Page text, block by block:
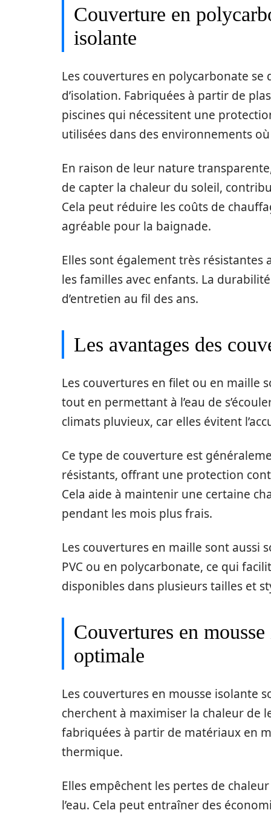
Couverture en
isolante
Les couvertures en polycarbonate
d’isolation. Fabriquées à partir de
piscines qui nécessitent une
utilisées dans des environnements
En raison de leur nature
de capter la chaleur du soleil,
Cela peut réduire les coûts de
agréable pour la baignade.
Elles sont également très
les familles avec enfants. La
d’entretien au fil des ans.
Les avantages des
Les couvertures en filet ou en maille
tout en permettant à l’eau de
climats pluvieux, car elles évitent
Ce type de couverture est
résistants, offrant une protection
Cela aide à maintenir une certaine
pendant les mois plus frais.
Les couvertures en maille sont aussi
PVC ou en polycarbonate, ce qui
disponibles dans plusieurs tailles et
Couvertures en
optimale
Les couvertures en mousse isolante
cherchent à maximiser la chaleur de
fabriquées à partir de matériaux en
thermique.
Elles empêchent les pertes de
l’eau. Cela peut entraîner des